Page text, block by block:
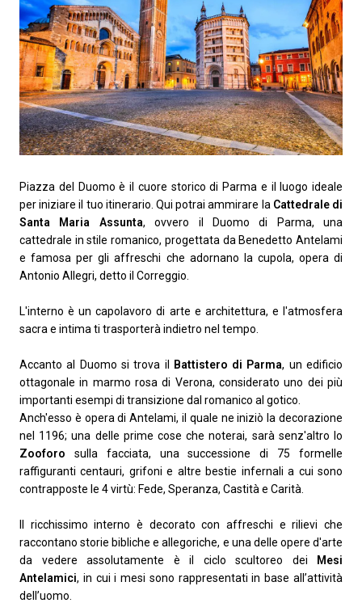
Piazza del Duomo è il cuore storico di Parma e il luogo ideale
per iniziare il tuo itinerario. Qui potrai ammirare la Cattedrale di
Santa Maria Assunta, ovvero il Duomo di Parma, una
cattedrale in stile romanico, progettata da Benedetto Antelami
e famosa per gli affreschi che adornano la cupola, opera di
Antonio Allegri, detto il Correggio.
L'interno è un capolavoro di arte e architettura, e l'atmosfera
sacra e intima ti trasporterà indietro nel tempo.
Accanto al Duomo si trova il Battistero di Parma, un edificio
ottagonale in marmo rosa di Verona, considerato uno dei più
importanti esempi di transizione dal romanico al gotico.
Anch'esso è opera di Antelami, il quale ne iniziò la decorazione
nel 1196; una delle prime cose che noterai, sarà senz'altro lo
Zooforo sulla facciata, una successione di 75 formelle
raffiguranti centauri, grifoni e altre bestie infernali a cui sono
contrapposte le 4 virtù: Fede, Speranza, Castità e Carità.
Il ricchissimo interno è decorato con affreschi e rilievi che
raccontano storie bibliche e allegoriche, e una delle opere d'arte
da vedere assolutamente è il ciclo scultoreo dei
Mesi
Antelamici, in cui i mesi sono rappresentati in base all’attività
dell’uomo.